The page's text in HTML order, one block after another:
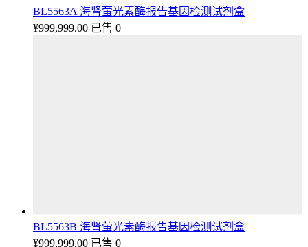
BL5563A 海肾萤光素酶报告基因检测试剂盒
¥999,999.00 已售 0
BL5563B 海肾萤光素酶报告基因检测试剂盒
¥999,999.00 已售 0